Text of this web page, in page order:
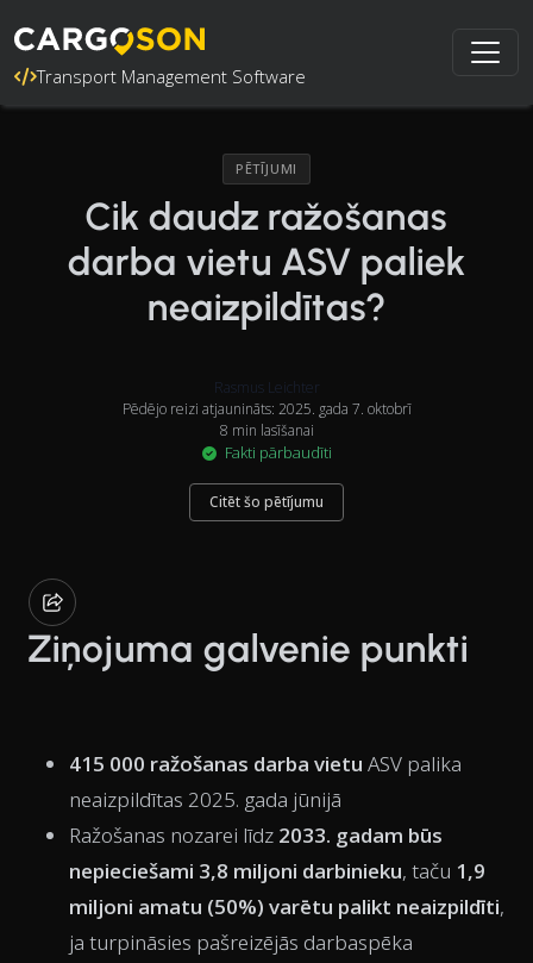
Transport Management Software
PĒTĪJUMI
Cik daudz ražošanas
darba vietu ASV paliek
neaizpildītas?
Rasmus Leichter
Pēdējo reizi atjaunināts: 2025. gada 7. oktobrī
8 min lasīšanai
Fakti pārbaudīti
Citēt šo pētījumu
Ziņojuma galvenie punkti
415 000 ražošanas darba vietu ASV palika
neaizpildītas 2025. gada jūnijā
Ražošanas nozarei līdz 2033. gadam būs
nepieciešami 3,8 miljoni darbinieku, taču 1,9
miljoni amatu (50%) varētu palikt neaizpildīti,
ja turpināsies pašreizējās darbaspēka